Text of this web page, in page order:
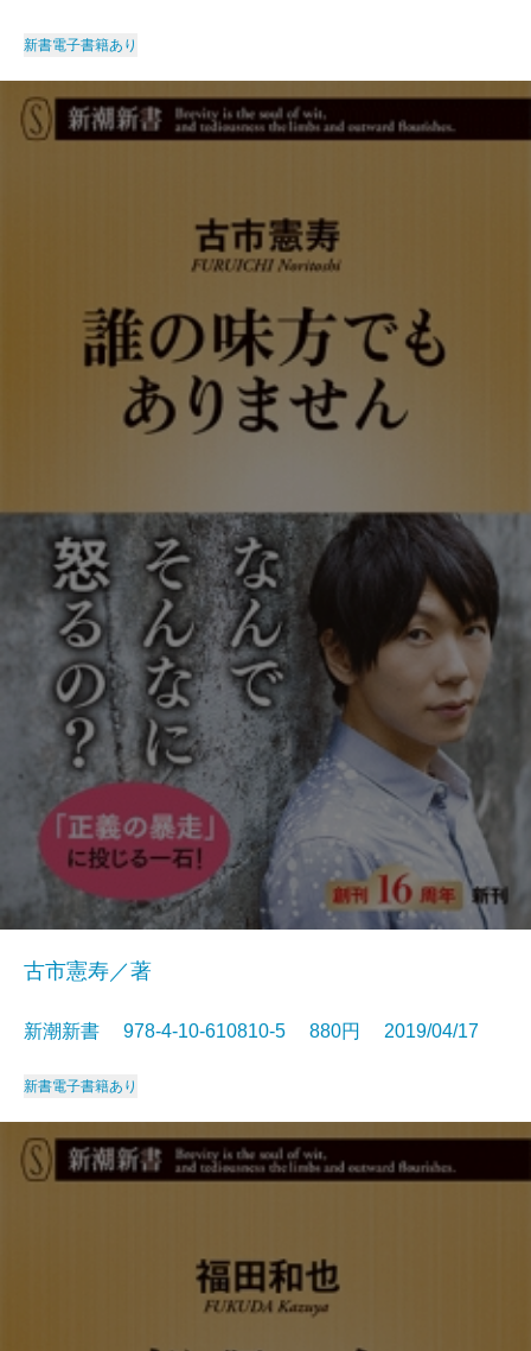
新書電子書籍あり
古市憲寿／著
新潮新書 978-4-10-610810-5 880円 2019/04/17
新書電子書籍あり